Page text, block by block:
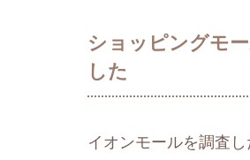
ショッピングモ
した
イオンモールを調査